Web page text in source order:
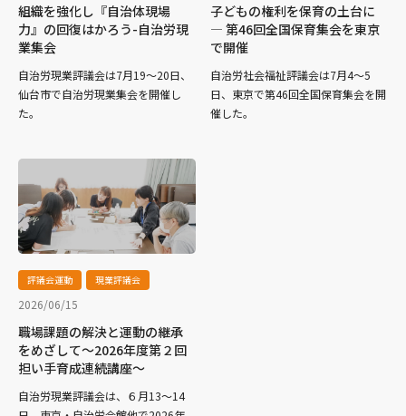
組織を強化し『自治体現場
力』の回復はかろう-自治労現
業集会
自治労現業評議会は7月19～20日、
仙台市で自治労現業集会を開催し
た。
子どもの権利を保育の土台に
― 第46回全国保育集会を東京
で開催
自治労社会福祉評議会は7月4～5
日、東京で第46回全国保育集会を開
催した。
評議会運動 現業評議会
2026/06/15
職場課題の解決と運動の継承
をめざして～2026年度第２回
担い手育成連続講座～
自治労現業評議会は、６月13～14